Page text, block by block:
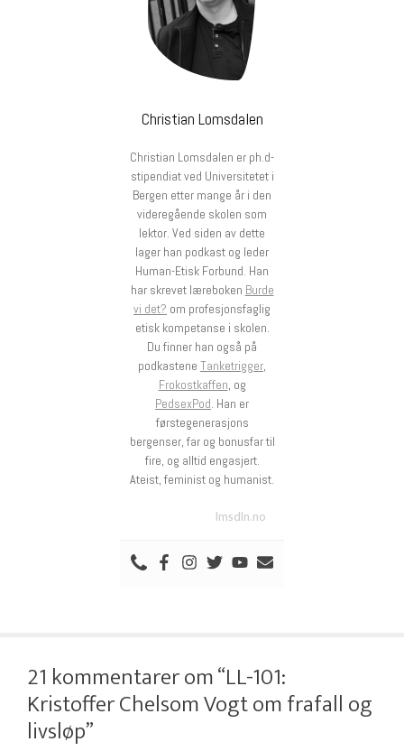
Christian Lomsdalen
Christian Lomsdalen er ph.d-
stipendiat ved Universitetet i
Bergen etter mange år i den
videregående skolen som
lektor. Ved siden av dette
lager han podkast og leder
Human-Etisk Forbund. Han
har skrevet læreboken Burde
vi det? om profesjonsfaglig
etisk kompetanse i skolen.
Du finner han også på
podkastene Tanketrigger,
Frokostkaffen, og
PedsexPod. Han er
førstegenerasjons
bergenser, far og bonusfar til
fire, og alltid engasjert.
Ateist, feminist og humanist.
lmsdln.no
21 kommentarer om “LL-101:
Kristoffer Chelsom Vogt om frafall og
livsløp”